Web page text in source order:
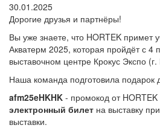
30.01.2025
Дорогие друзья и партнёры!
Вы уже знаете, что HORTEK примет
Акватерм 2025, которая пройдёт с 4
выставочном центре Крокус Экспо
Наша команда подготовила подарок
afm25eHKHK - промокод от HORTEK
электронный билет на выставку
выставки.